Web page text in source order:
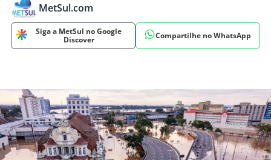
MetSul.com
Siga a MetSul no Google
Discover
Compartilhe no WhatsApp